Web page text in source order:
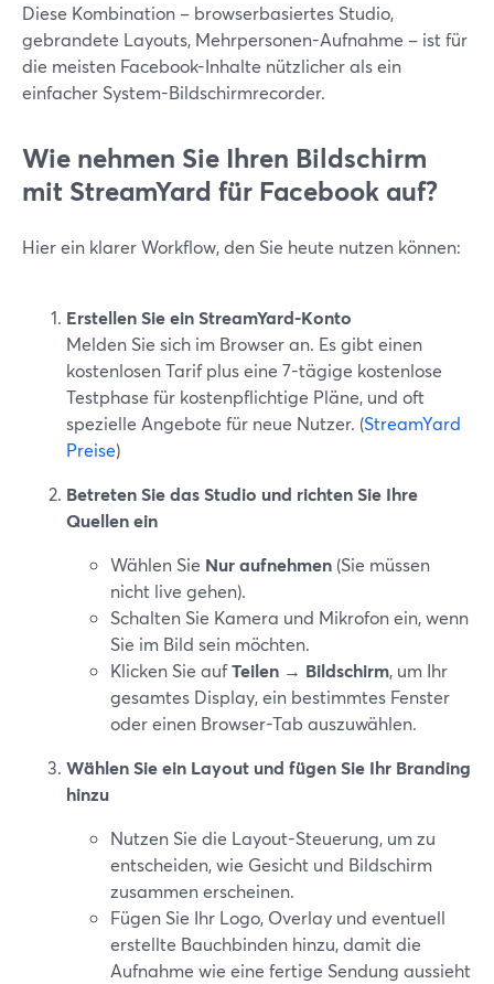
Diese Kombination – browserbasiertes Studio,
gebrandete Layouts, Mehrpersonen-Aufnahme – ist für
die meisten Facebook-Inhalte nützlicher als ein
einfacher System-Bildschirmrecorder.
Wie nehmen Sie Ihren Bildschirm
mit StreamYard für Facebook auf?
Hier ein klarer Workflow, den Sie heute nutzen können:
Erstellen Sie ein StreamYard-Konto
Melden Sie sich im Browser an. Es gibt einen
kostenlosen Tarif plus eine 7-tägige kostenlose
Testphase für kostenpflichtige Pläne, und oft
spezielle Angebote für neue Nutzer. (StreamYard
Preise)
Betreten Sie das Studio und richten Sie Ihre
Quellen ein
Wählen Sie Nur aufnehmen (Sie müssen
nicht live gehen).
Schalten Sie Kamera und Mikrofon ein, wenn
Sie im Bild sein möchten.
Klicken Sie aufTeilen → Bildschirm, um Ihr
gesamtes Display, ein bestimmtes Fenster
oder einen Browser-Tab auszuwählen.
Wählen Sie ein Layout und fügen Sie Ihr Branding
hinzu
Nutzen Sie die Layout-Steuerung, um zu
entscheiden, wie Gesicht und Bildschirm
zusammen erscheinen.
Fügen Sie Ihr Logo, Overlay und eventuell
erstellte Bauchbinden hinzu, damit die
Aufnahme wie eine fertige Sendung aussieht